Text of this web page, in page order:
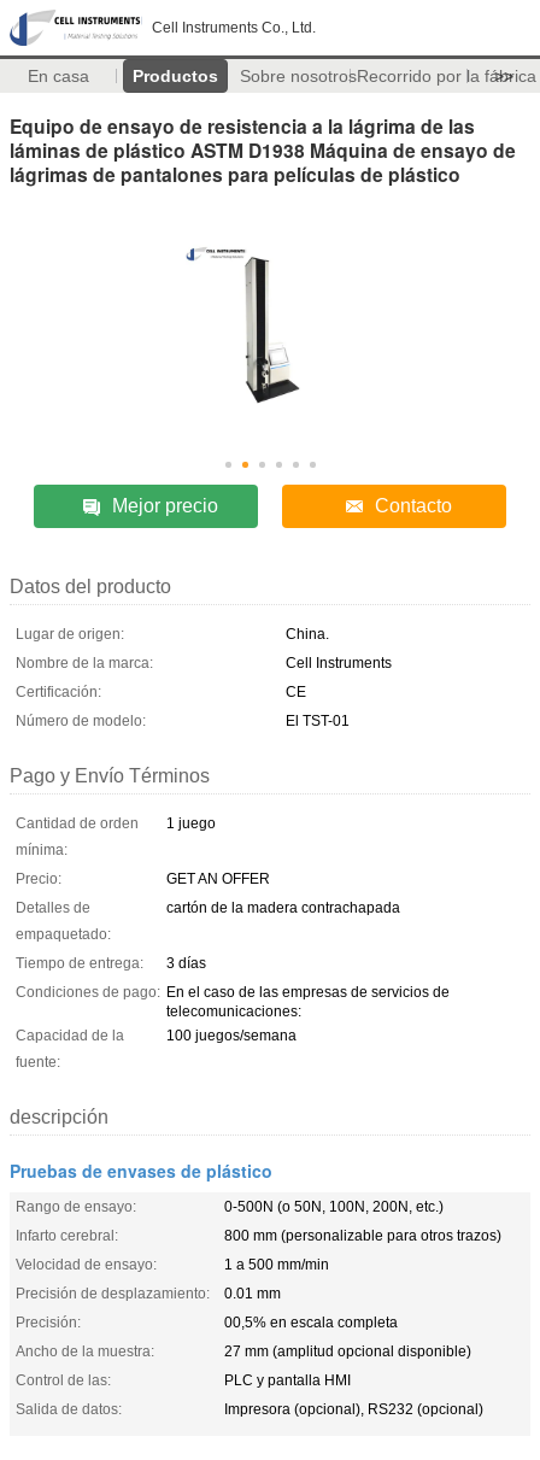
Cell Instruments Co., Ltd.
En casa Productos Sobre nosotrosRecorrido por la fábrica
>>
Equipo de ensayo de resistencia a la lágrima de las
láminas de plástico ASTM D1938 Máquina de ensayo de
lágrimas de pantalones para películas de plástico
Mejor precio Contacto
Datos del producto
Lugar de origen:
China.
Nombre de la marca:
Cell Instruments
Certificación:
CE
Número de modelo:
El TST-01
Pago y Envío Términos
Cantidad de orden
mínima:
1 juego
Precio:
GET AN OFFER
Detalles de
empaquetado:
cartón de la madera contrachapada
Tiempo de entrega:
3 días
Condiciones de pago: En el caso de las empresas de servicios de
telecomunicaciones:
Capacidad de la
fuente:
100 juegos/semana
descripción
Pruebas de envases de plástico
Rango de ensayo:
0-500N (o 50N, 100N, 200N, etc.)
Infarto cerebral:
800 mm (personalizable para otros trazos)
Velocidad de ensayo:
1 a 500 mm/min
Precisión de desplazamiento:
0.01 mm
Precisión:
00,5% en escala completa
Ancho de la muestra:
27 mm (amplitud opcional disponible)
Control de las:
PLC y pantalla HMI
Salida de datos:
Impresora (opcional), RS232 (opcional)